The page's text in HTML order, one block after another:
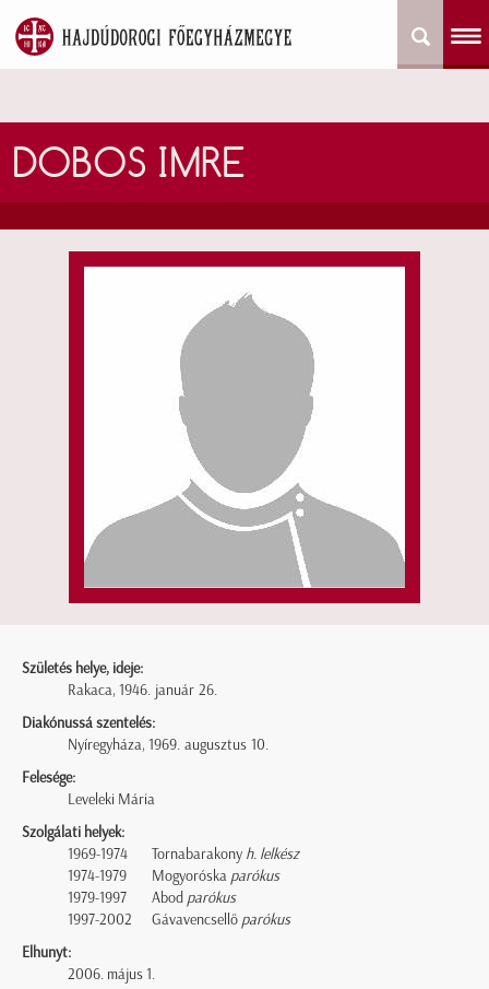
DOBOS IMRE
Születés helye, ideje:
Rakaca, 1946. január 26.
Diakónussá szentelés:
Nyíregyháza, 1969. augusztus 10.
Felesége:
Leveleki Mária
Szolgálati helyek:
1969-1974
Tornabarakony h. lelkész
1974-1979
Mogyoróska parókus
1979-1997
Abod parókus
1997-2002
Gávavencsellő parókus
Elhunyt:
2006. május 1.